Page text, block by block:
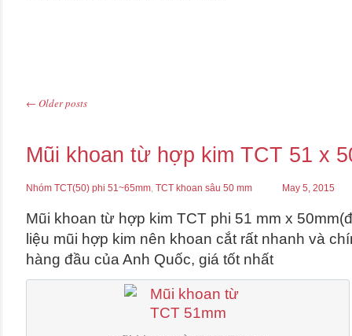
← Older posts
Mũi khoan từ hợp kim TCT 51 x
Nhóm TCT(50) phi 51~65mm, TCT khoan sâu 50 mm May 5, 2015
Mũi khoan từ hợp kim TCT phi 51 mm x
liệu mũi hợp kim nên khoan cắt rất nhanh và
hàng đầu của Anh Quốc, giá tốt nhất